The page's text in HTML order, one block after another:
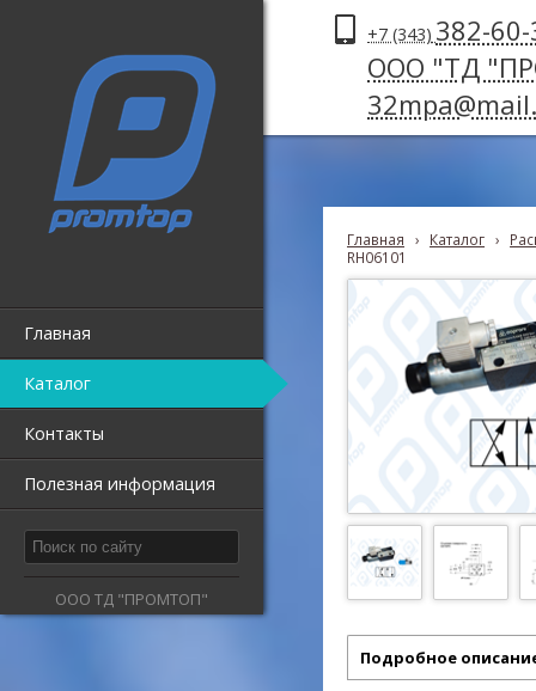
Главная
Каталог
Контакты
Полезная информация
ООО ТД "ПРОМТОП"
+7 (343) 382-
ООО "ТД
Главная › Каталог ›
RH06101
Подробное